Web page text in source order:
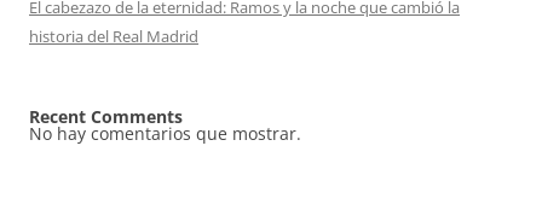
El cabezazo de la eternidad: Ramos y la noche que cambió la
historia del Real Madrid
Recent Comments
No hay comentarios que mostrar.